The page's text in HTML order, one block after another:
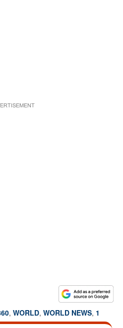
, WORLD, WORLD NEWS, 1